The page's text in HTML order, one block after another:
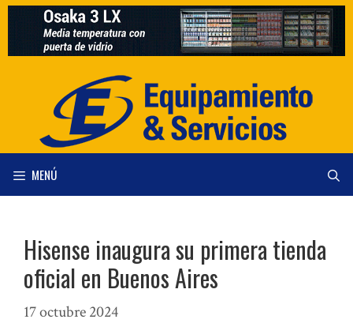
Saltar
contenido
MENÚ
Hisense inaugura su primera tienda
oficial en Buenos Aires
17 octubre 2024